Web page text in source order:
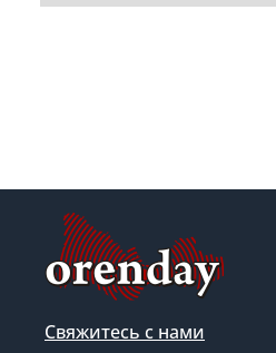
Свяжитесь с нами